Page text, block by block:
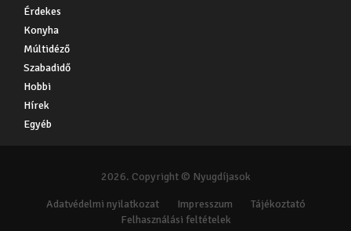
Érdekes
Konyha
Múltidéző
Szabadidő
Hobbi
Hírek
Egyéb
2026. Copyright © Nyugdíjasok
Adatvédelmi nyilatkozat Impresszum
Tájékoztató
Felhasználási feltételek